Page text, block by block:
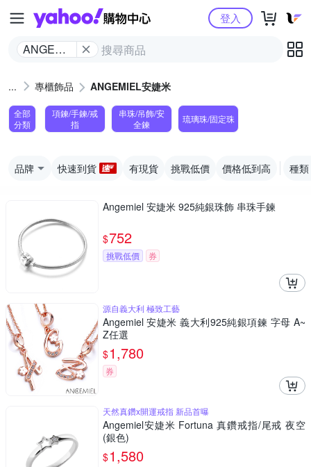
Yahoo購物中心
ANGEMIEL
登入
專櫃飾品 ANGEMIEL安婕米
全部
分類
項鍊/手鍊/戒
指
串珠/吊飾/安
全鍊
琉璃珠/固定珠
品牌 快速到貨 有現貨 挑戰低價 價格低到高 種類
Angemiel 安婕米 925純銀珠飾 串珠手鍊
$752
挑戰低價 券
源自義大利 極致工藝
Angemiel 安婕米 義大利925純銀項鍊 字母 A~
Z任選
$1,780
券
天然真鑽x開運戒指 新品首曝
Angemiel安婕米 Fortuna 真鑽戒指/尾戒 夜空
(銀色)
$1,580